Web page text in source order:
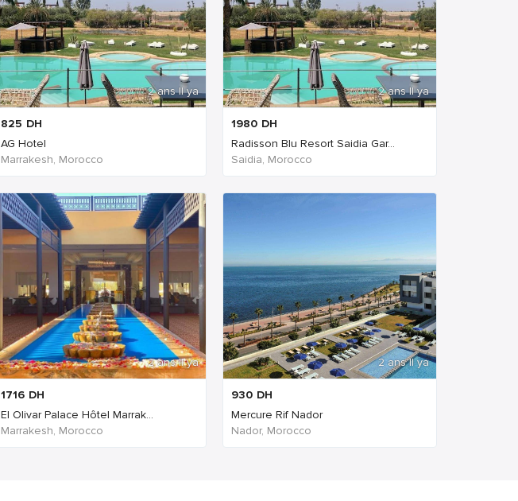
2 ans Il ya
825 DH
AG Hotel
Marrakesh, Morocco
2 ans Il ya
1980 DH
Radisson Blu Resort Saidia Gar...
Saidia, Morocco
2 ans Il ya
1716 DH
El Olivar Palace Hôtel Marrak...
Marrakesh, Morocco
2 ans Il ya
930 DH
Mercure Rif Nador
Nador, Morocco